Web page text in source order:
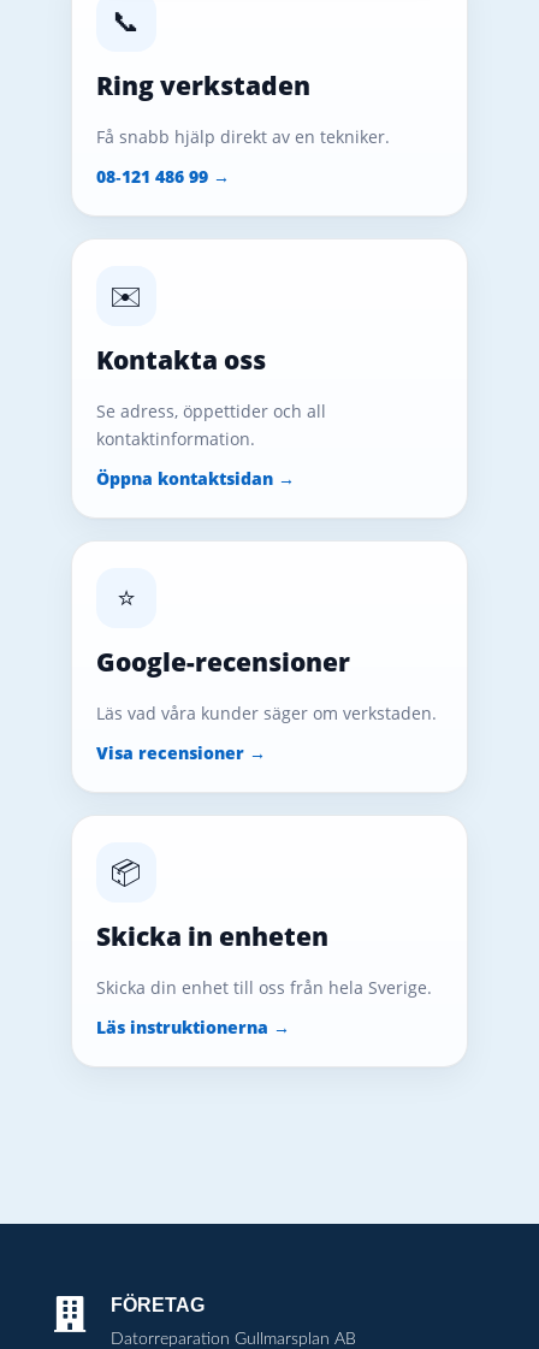
📞
Ring verkstaden
Få snabb hjälp direkt av en tekniker.
08‑121 486 99 →
✉️
Kontakta oss
Se adress, öppettider och all
kontaktinformation.
Öppna kontaktsidan →
⭐
Google-recensioner
Läs vad våra kunder säger om verkstaden.
Visa recensioner →
📦
Skicka in enheten
Skicka din enhet till oss från hela Sverige.
Läs instruktionerna →
 FÖRETAG
Datorreparation Gullmarsplan AB